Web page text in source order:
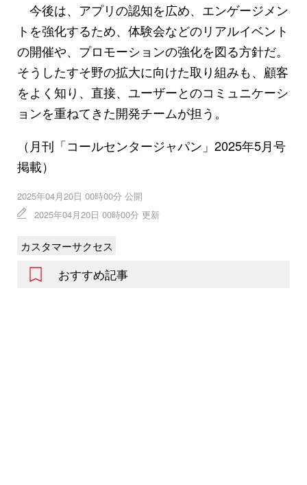
今後は、アプリの認知を広め、エンゲージメン
トを強化するため、体験会などのリアルイベント
の開催や、プロモーションの強化を図る方針だ。
そうしたすそ野の拡大に向けた取り組みも、顧客
をよく知り、直接、ユーザーとのコミュニケーシ
ョンを重ねてきた開発チームが担う。
（月刊「コールセンタージャパン」2025年5月号
掲載）
2025年04月20日 00時00分 公開
2025年04月20日 00時00分 更新
カスタマーサクセス
おすすめ記事